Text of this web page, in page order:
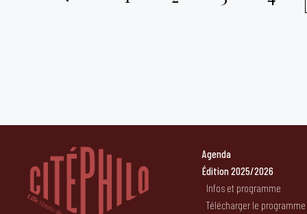
Agenda
Édition 2025/2026
Infos et programme
Télécharger le programme